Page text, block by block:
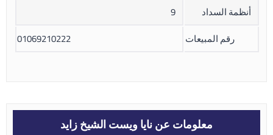
أنظمة السداد
9
رقم المبيعات
01069210222
معلومات عن نايا ويست الشيخ زايد